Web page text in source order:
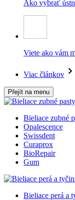
Ako vybrať
Viete ako vám
Viac článkov
Přejít na menu
Bieliace zubné
Opalescence
Swissdent
Curaprox
BioRepair
Gum
Bieliace perá a